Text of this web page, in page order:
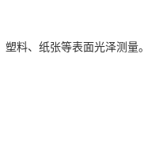
塑料、纸张等表面光泽测量。